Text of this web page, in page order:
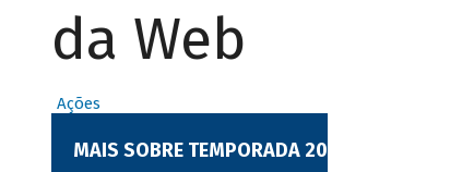
da Web
Ações
MAIS SOBRE TEMPORADA 2025